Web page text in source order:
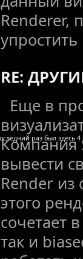
Renderer,
RE:
Еще в
Компания
вывести
Render из
этого
сочетает
так и